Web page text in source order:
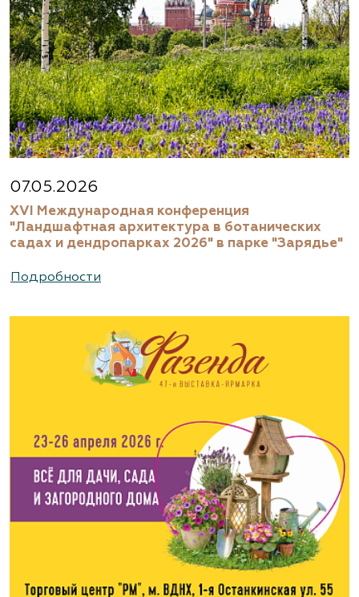
07.05.2026
XVI Международная конференция
"Ландшафтная архитектура в ботанических
садах и дендропарках 2026" в парке "Зарядье"
Подробности